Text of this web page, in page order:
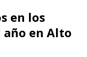
en los
año en Alto